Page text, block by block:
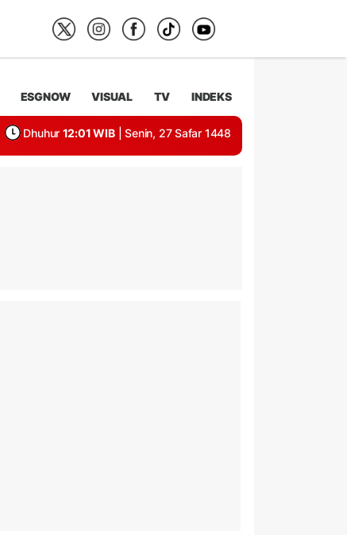
ESGNOW VISUAL TV INDEKS
Dhuhur 12:01 WIB | Senin, 27 Safar 1448